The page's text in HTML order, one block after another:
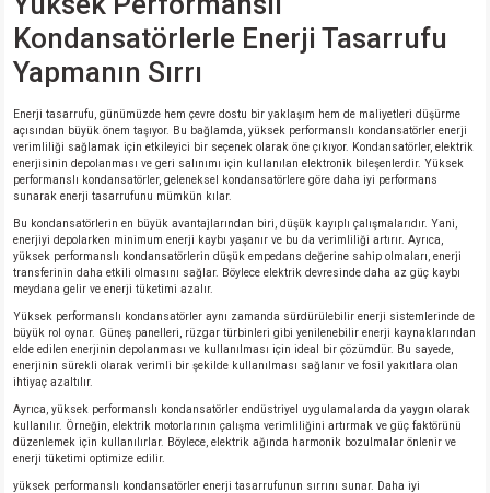
Kondansatörlerle Enerji Tasarrufu
Yapmanın Sırrı
Enerji tasarrufu, günümüzde hem çevre dostu bir yaklaşım hem de maliyetleri düşürme
açısından büyük önem taşıyor. Bu bağlamda, yüksek performanslı kondansatörler enerji
verimliliği sağlamak için etkileyici bir seçenek olarak öne çıkıyor. Kondansatörler, elektrik
enerjisinin depolanması ve geri salınımı için kullanılan elektronik bileşenlerdir. Yüksek
performanslı kondansatörler, geleneksel kondansatörlere göre daha iyi performans
sunarak enerji tasarrufunu mümkün kılar.
Bu kondansatörlerin en büyük avantajlarından biri, düşük kayıplı çalışmalarıdır. Yani,
enerjiyi depolarken minimum enerji kaybı yaşanır ve bu da verimliliği artırır. Ayrıca,
yüksek performanslı kondansatörlerin düşük empedans değerine sahip olmaları, enerji
transferinin daha etkili olmasını sağlar. Böylece elektrik devresinde daha az güç kaybı
meydana gelir ve enerji tüketimi azalır.
Yüksek performanslı kondansatörler aynı zamanda sürdürülebilir enerji sistemlerinde de
büyük rol oynar. Güneş panelleri, rüzgar türbinleri gibi yenilenebilir enerji kaynaklarından
elde edilen enerjinin depolanması ve kullanılması için ideal bir çözümdür. Bu sayede,
enerjinin sürekli olarak verimli bir şekilde kullanılması sağlanır ve fosil yakıtlara olan
ihtiyaç azaltılır.
Ayrıca, yüksek performanslı kondansatörler endüstriyel uygulamalarda da yaygın olarak
kullanılır. Örneğin, elektrik motorlarının çalışma verimliliğini artırmak ve güç faktörünü
düzenlemek için kullanılırlar. Böylece, elektrik ağında harmonik bozulmalar önlenir ve
enerji tüketimi optimize edilir.
yüksek performanslı kondansatörler enerji tasarrufunun sırrını sunar. Daha iyi